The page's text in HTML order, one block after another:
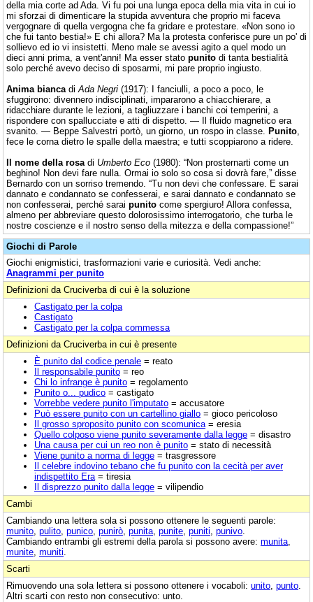
della mia corte ad Ada. Vi fu poi una lunga epoca della mia vita in cui io
mi sforzai di dimenticare la stupida avventura che proprio mi faceva
vergognare di quella vergogna che fa gridare e protestare. «Non sono io
che fui tanto bestia!» E chi allora? Ma la protesta conferisce pure un po' di
sollievo ed io vi insistetti. Meno male se avessi agito a quel modo un
dieci anni prima, a vent'anni! Ma esser stato punito di tanta bestialità
solo perché avevo deciso di sposarmi, mi pare proprio ingiusto.
Anima bianca di Ada Negri (1917): I fanciulli, a poco a poco, le
sfuggirono: divennero indisciplinati, impararono a chiacchierare, a
ridacchiare durante le lezioni, a tagliuzzare i banchi coi temperini, a
rispondere con spallucciate e atti di dispetto. — Il fluido magnetico era
svanito. — Beppe Salvestri portò, un giorno, un rospo in classe. Punito
fece le corna dietro le spalle della maestra; e tutti scoppiarono a ridere.
Il nome della rosa di Umberto Eco (1980): “Non prosternarti come un
beghino! Non devi fare nulla. Ormai io solo so cosa si dovrà fare,” disse
Bernardo con un sorriso tremendo. “Tu non devi che confessare. E sarai
dannato e condannato se confesserai, e sarai dannato e condannato se
non confesserai, perché sarai punito come spergiuro! Allora confessa,
almeno per abbreviare questo dolorosissimo interrogatorio, che turba le
nostre coscienze e il nostro senso della mitezza e della compassione!”
Giochi di Parole
Giochi enigmistici, trasformazioni varie e curiosità. Vedi anche:
Anagrammi per punito
Definizioni da Cruciverba di cui è la soluzione
Castigato per la colpa
Castigato
Castigato per la colpa commessa
Definizioni da Cruciverba in cui è presente
È punito dal codice penale = reato
Il responsabile punito = reo
Chi lo infrange è punito = regolamento
Punito o... pudico = castigato
Vorrebbe vedere punito l'imputato = accusatore
Può essere punito con un cartellino giallo = gioco pericoloso
Il grosso sproposito punito con scomunica = eresia
Quello colposo viene punito severamente dalla legge = disastro
Una causa per cui un reo non è punito = stato di necessità
Viene punito a norma di legge = trasgressore
Il celebre indovino tebano che fu punito con la cecità per aver
indispettito Era = tiresia
Il disprezzo punito dalla legge = vilipendio
Cambi
Cambiando una lettera sola si possono ottenere le seguenti parole:
munito pulito punico punirò punita punite puniti punivo
Cambiando entrambi gli estremi della parola si possono avere: munita
munite muniti
Scarti
Rimuovendo una sola lettera si possono ottenere i vocaboli: unito punto
Altri scarti con resto non consecutivo: unto.